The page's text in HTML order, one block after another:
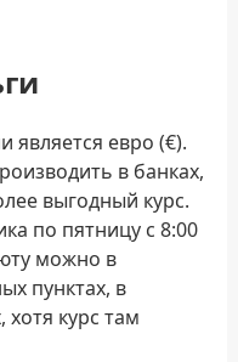
евро (€).
в банках,
выгодный курс.
по пятницу с 8:00
можно в
пунктах, в
хотя курс там